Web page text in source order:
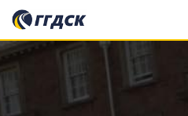
Skip
content